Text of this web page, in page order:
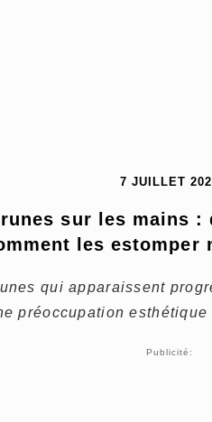
7 JUILLET
sur les mains :
les estomper
qui apparaissent
préoccupation esthétique
Publicité: